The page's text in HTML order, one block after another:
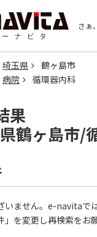
さぁ
埼玉県
鶴ヶ島市
病院 循環器内科
果
鶴ヶ島市/
いません。e-navitaで
」を変更し再検索をお